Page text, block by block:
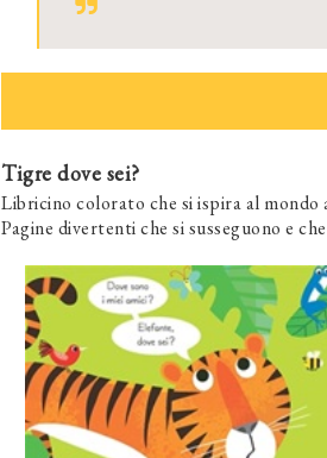
Tigre dove sei?
Libricino colorato che si ispira al mondo
Pagine divertenti che si susseguono e